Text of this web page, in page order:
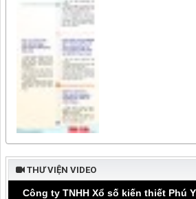
THƯ VIỆN VIDEO